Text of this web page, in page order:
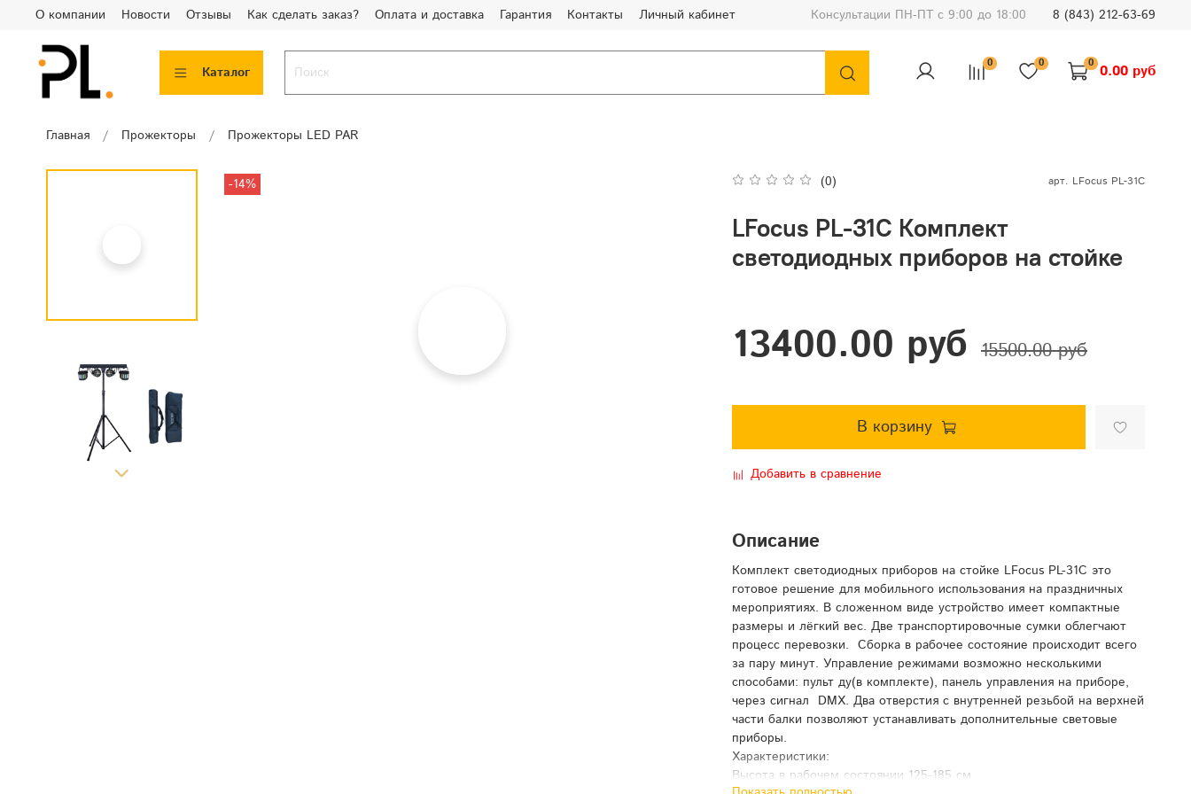
О компании Новости Отзывы Как сделать заказ? Оплата и доставка Гарантия Контакты Личный кабинет Консультации ПН-ПТ с 9:00 до 18:00 8 (843) 212-63-69
Каталог
0 0 0 0.00 руб
Главная Прожекторы Прожекторы LED PAR
-14% (0) арт. LFocus PL-31C
LFocus PL-31C Комплект
светодиодных приборов на стойке
13400.00 руб 15500.00 руб
В корзину
Добавить в сравнение
Описание
Комплект светодиодных приборов на стойке LFocus PL-31C это
готовое решение для мобильного использования на праздничных
мероприятиях. В сложенном виде устройство имеет компактные
размеры и лёгкий вес. Две транспортировочные сумки облегчают
процесс перевозки. Сборка в рабочее состояние происходит всего
за пару минут. Управление режимами возможно несколькими
способами: пульт ду(в комплекте), панель управления на приборе,
через сигнал DMX. Два отверстия с внутренней резьбой на верхней
части балки позволяют устанавливать дополнительные световые
приборы.
Характеристики:
Высота в рабочем состоянии 125-185 см.